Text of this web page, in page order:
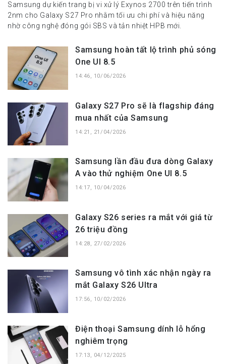
Samsung dự kiến trang bị vi xử lý Exynos 2700 trên tiến trình
2nm cho Galaxy S27 Pro nhằm tối ưu chi phí và hiệu năng
nhờ công nghệ đóng gói SBS và tản nhiệt HPB mới.
Samsung hoàn tất lộ trình phủ sóng
One UI 8.5
14:46, 10/06/2026
Galaxy S27 Pro sẽ là flagship đáng
mua nhất của Samsung
14:21, 21/04/2026
Samsung lần đầu đưa dòng Galaxy
A vào thử nghiệm One UI 8.5
14:17, 10/04/2026
Galaxy S26 series ra mắt với giá từ
26 triệu đồng
14:28, 27/02/2026
Samsung vô tình xác nhận ngày ra
mắt Galaxy S26 Ultra
17:56, 10/02/2026
Điện thoại Samsung dính lỗ hổng
nghiêm trọng
17:13, 04/12/2025